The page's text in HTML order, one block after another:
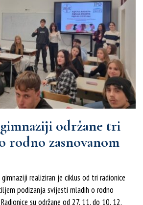
održane tri
rodno zasnovanom
realiziran je ciklus od tri radionice
podizanja svijesti mladih o rodno
su održane od 27. 11. do 10. 12.